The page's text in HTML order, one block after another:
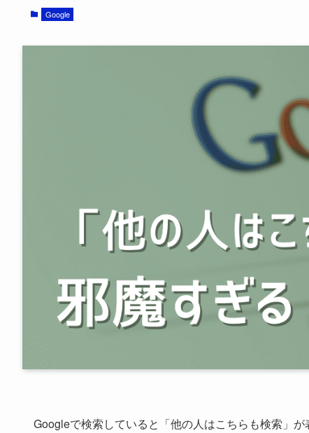
Google
Googleで検索していると「他の人はこちらも検索」が